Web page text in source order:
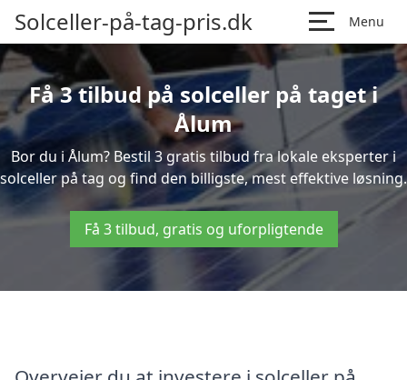
Solceller-på-tag-pris.dk Menu
Få 3 tilbud på solceller på taget i
Ålum
Bor du i Ålum? Bestil 3 gratis tilbud fra lokale eksperter i
solceller på tag og find den billigste, mest effektive løsning.
Få 3 tilbud, gratis og uforpligtende